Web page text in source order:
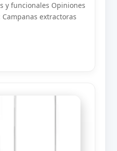
y funcionales Opiniones
extractoras